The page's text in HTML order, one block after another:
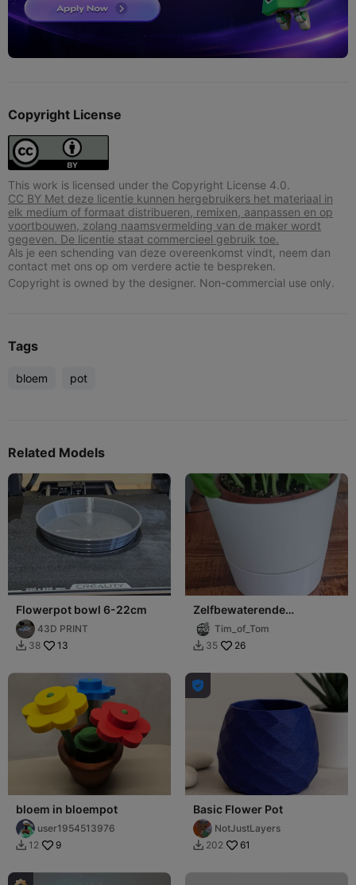
Copyright License
This work is licensed under the Copyright License 4.0.
CC BY Met deze licentie kunnen hergebruikers het materiaal in
elk medium of formaat distribueren, remixen, aanpassen en op
voortbouwen, zolang naamsvermelding van de maker wordt
gegeven. De licentie staat commercieel gebruik toe.
Als je een schending van deze overeenkomst vindt, neem dan
contact met ons op om verdere actie te bespreken.
Copyright is owned by the designer. Non-commercial use only.
Tags
bloem pot
Related Models
Flowerpot bowl 6-22cm
43D PRINT
 38 13
Zelfbewaterende
Kruidenpot
Tim_of_Tom
 35 26
bloem in bloempot
user1954513976
 12 9

Basic Flower Pot
NotJustLayers
 202 61